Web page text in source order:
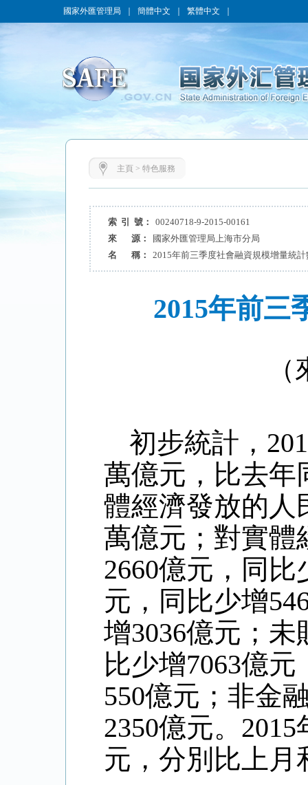
國家外匯管理局 簡體中文 繁體中文
主頁 > 特色服務
索 引 號：
00240718-9-2015-00161
來 源：
國家外匯管理局上海市分局
名 稱：
2015年前三季度社會融資規模增量統
2015年前三
初步統計，
萬億元，比去年
體經濟發放的人
萬億元；對實體
2660億元，同比
元，同比少增
增3036億元；
比少增7063億
550億元；非金
2350億元。
元，分別比上月